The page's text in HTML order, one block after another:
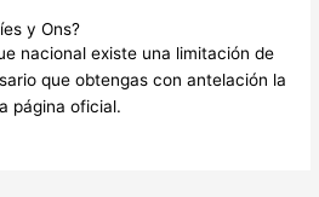
y Ons?
nacional existe una limitación de
que obtengas con antelación la
página oficial.